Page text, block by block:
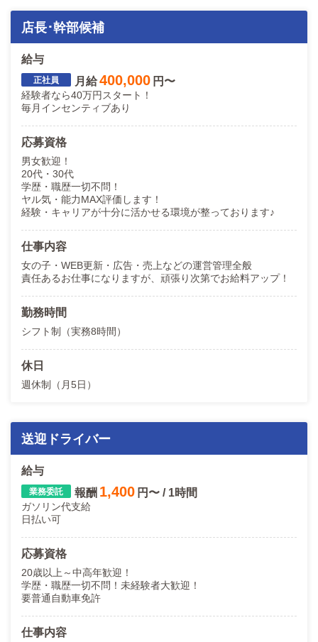
店長･幹部候補
給与
月給400,000 円〜
経験者なら40万円スタート！
毎月インセンティブあり
応募資格
男女歓迎！
20代・30代
学歴・職歴一切不問！
ヤル気・能力MAX評価します！
経験・キャリアが十分に活かせる環境が整っております♪
仕事内容
女の子・WEB更新・広告・売上などの運営管理全般
責任あるお仕事になりますが、頑張り次第でお給料アップ！
勤務時間
シフト制（実務8時間）
休日
週休制（月5日）
送迎ドライバー
給与
報酬 1,400 円〜 / 1時間
ガソリン代支給
日払い可
応募資格
20歳以上～中高年歓迎！
学歴・職歴一切不問！未経験者大歓迎！
要普通自動車免許
仕事内容